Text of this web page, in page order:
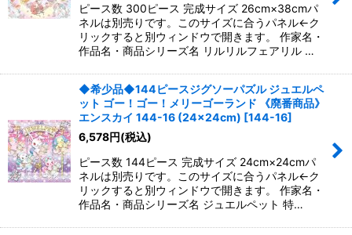
ピース数 300ピース 完成サイズ 26cm×38cmパ
ネルは別売りです。このサイズに合うパネル←ク
リックすると別ウィンドウで開きます。 作家名・
作品名・商品シリーズ名 リルリルフェアリル …
◆希少品◆144ピースジグソーパズル ジュエルペ
ット ゴー！ゴー！メリーゴーランド 《廃番商品》
エンスカイ 144-16 (24×24cm) [144-16]
6,578円(税込)
ピース数 144ピース 完成サイズ 24cm×24cmパ
ネルは別売りです。このサイズに合うパネル←ク
リックすると別ウィンドウで開きます。 作家名・
作品名・商品シリーズ名 ジュエルペット 特…